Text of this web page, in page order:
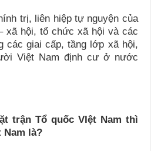
trị, liên hiệp tự nguyện của
xã hội, tổ chức xã hội và các
các giai cấp, tầng lớp xã hội,
Việt Nam định cư ở nước
trận Tổ quốc VIệt Nam thì
Nam là?